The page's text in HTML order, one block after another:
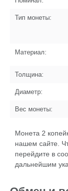
Тип монеты:
Материал:
Толщина:
Диаметр:
Вес монеты:
Монета 2
нашем сайте.
перейдите в
дальнейшим